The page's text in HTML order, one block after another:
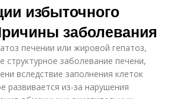
избыточного
заболевания
печении или жировой гепатоз,
заболевание печени,
вследствие заполнения клеток
развивается из-за нарушения